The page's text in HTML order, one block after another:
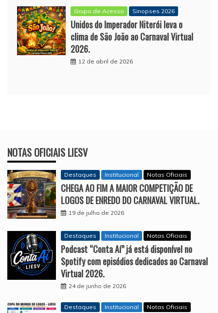
Grupo de Acesso Sinopses 2026
Unidos do Imperador Niterói leva o
clima de São João ao Carnaval Virtual
2026.
12 de abril de 2026
NOTAS OFICIAIS LIESV
Destaques Institucional Notas Oficiais
CHEGA AO FIM A MAIOR COMPETIÇÃO DE
LOGOS DE ENREDO DO CARNAVAL VIRTUAL.
19 de julho de 2026
Destaques Institucional Notas Oficiais
Podcast “Conta Aí” já está disponível no
Spotify com episódios dedicados ao Carnaval
Virtual 2026.
24 de junho de 2026
Destaques Institucional Notas Oficiais